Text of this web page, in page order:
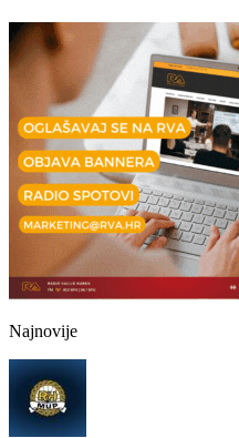
Najnovije